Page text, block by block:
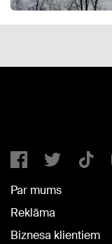
Par mums
Reklāma
Biznesa klientiem